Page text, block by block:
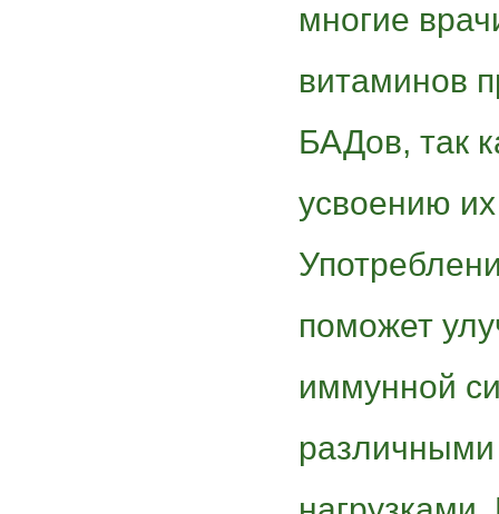
многие
витаминов
БАДов, так
усвоению
поможет
иммунной